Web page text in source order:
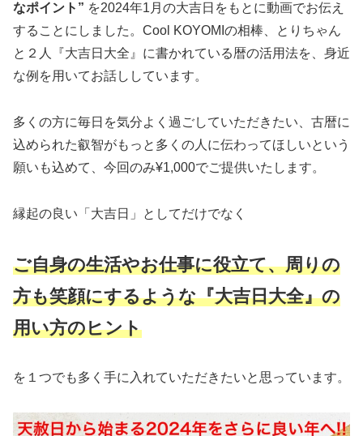
なポイント” を2024年1月の大吉日をもとに動画でお伝え
することにしました。Cool KOYOMIの相棒、とりちゃん
と２人『大吉日大全』に書かれている暦の活用法を、身近
な例を用いてお話ししています。
多くの方に毎日を気分よく過ごしていただきたい、古暦に
込められた叡智がもっと多くの人に伝わってほしいという
願いも込めて、今回のみ¥1,000でご提供いたします。
縁起の良い「大吉日」としてだけでなく
ご自身の生活やお仕事に役立て、周りの
方も笑顔にするような『大吉日大全』の
用い方のヒント
を１つでも多く手に入れていただきたいと思っています。